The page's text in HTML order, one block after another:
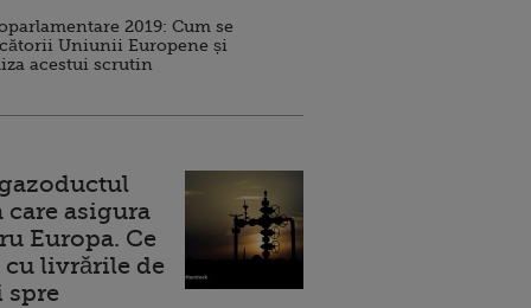
2019: Cum se
Uniunii Europene și
acestui scrutin
asigura
Europa. Ce
cu livrările de
spre